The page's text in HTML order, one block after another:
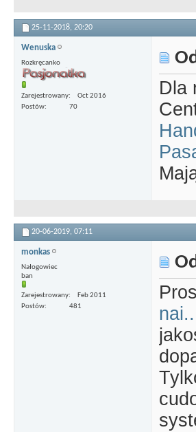
25-11-2018, 20:20
Wenuska
Rozkręcanko
Zarejestrowany
Oct 2016
Postów
70
Dla
20-06-2019, 07:11
monkas
Nałogowiec
ban
Zarejestrowany
Feb 2011
Postów
481